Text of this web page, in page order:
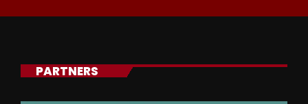
PARTNERS